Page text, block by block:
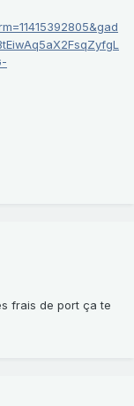
frais de port ça te